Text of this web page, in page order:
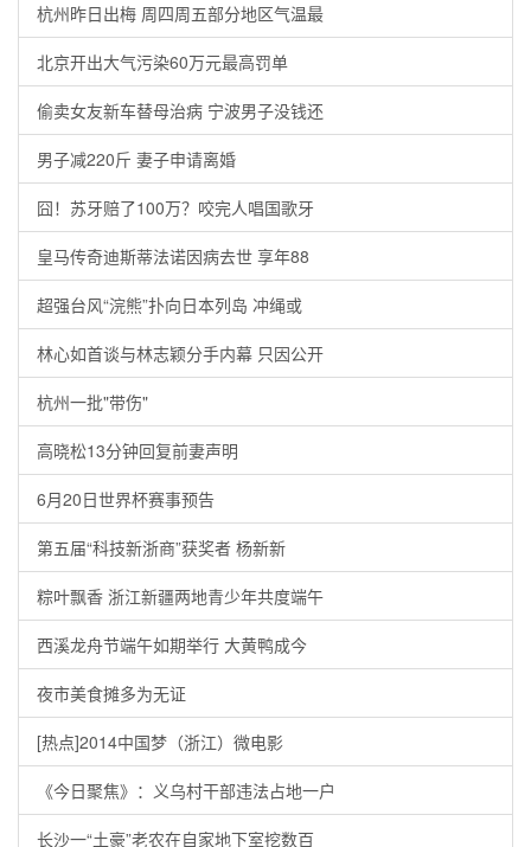
杭州昨日出梅 周四周五部分地区气温最
北京开出大气污染60万元最高罚单
偷卖女友新车替母治病 宁波男子没钱还
男子减220斤 妻子申请离婚
囧！苏牙赔了100万？咬完人唱国歌牙
皇马传奇迪斯蒂法诺因病去世 享年88
超强台风“浣熊”扑向日本列岛 冲绳或
林心如首谈与林志颖分手内幕 只因公开
杭州一批"带伤"
高晓松13分钟回复前妻声明
6月20日世界杯赛事预告
第五届“科技新浙商”获奖者 杨新新
粽叶飘香 浙江新疆两地青少年共度端午
西溪龙舟节端午如期举行 大黄鸭成今
夜市美食摊多为无证
[热点]2014中国梦（浙江）微电影
《今日聚焦》：义乌村干部违法占地一户
长沙一“土豪”老农在自家地下室挖数百